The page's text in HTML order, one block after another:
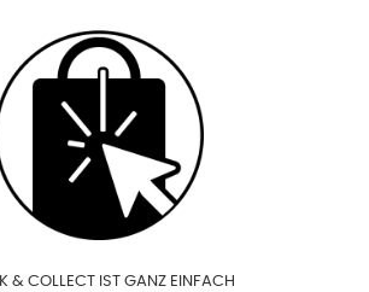
& COLLECT IST GANZ EINFACH